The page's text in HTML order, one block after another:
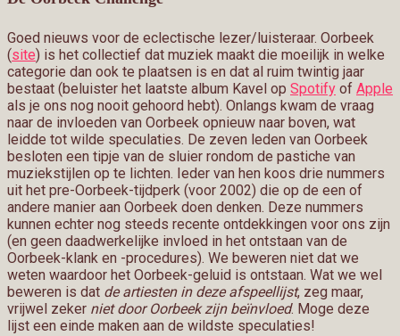
Goed nieuws voor de eclectische lezer/luisteraar. Oorbeek
(site) is het collectief dat muziek maakt die moeilijk in welke
categorie dan ook te plaatsen is en dat al ruim twintig jaar
bestaat (beluister het laatste album Kavel op Spotify of Apple
als je ons nog nooit gehoord hebt). Onlangs kwam de vraag
naar de invloeden van Oorbeek opnieuw naar boven, wat
leidde tot wilde speculaties. De zeven leden van Oorbeek
besloten een tipje van de sluier rondom de pastiche van
muziekstijlen op te lichten. Ieder van hen koos drie nummers
uit het pre-Oorbeek-tijdperk (voor 2002) die op de een of
andere manier aan Oorbeek doen denken. Deze nummers
kunnen echter nog steeds recente ontdekkingen voor ons zijn
(en geen daadwerkelijke invloed in het ontstaan van de
Oorbeek-klank en -procedures). We beweren niet dat we
weten waardoor het Oorbeek-geluid is ontstaan. Wat we wel
beweren is dat de artiesten in deze afspeellijst, zeg maar,
vrijwel zeker niet door Oorbeek zijn beïnvloed. Moge deze
lijst een einde maken aan de wildste speculaties!